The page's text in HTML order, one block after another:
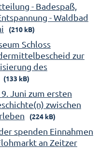
- Badespaß,
- Waldbad
(210 kB)
Schloss
zur
des
(133 kB)
Juni zum ersten
zwischen
(224 kB)
spenden Einnahmen
an Zeitzer